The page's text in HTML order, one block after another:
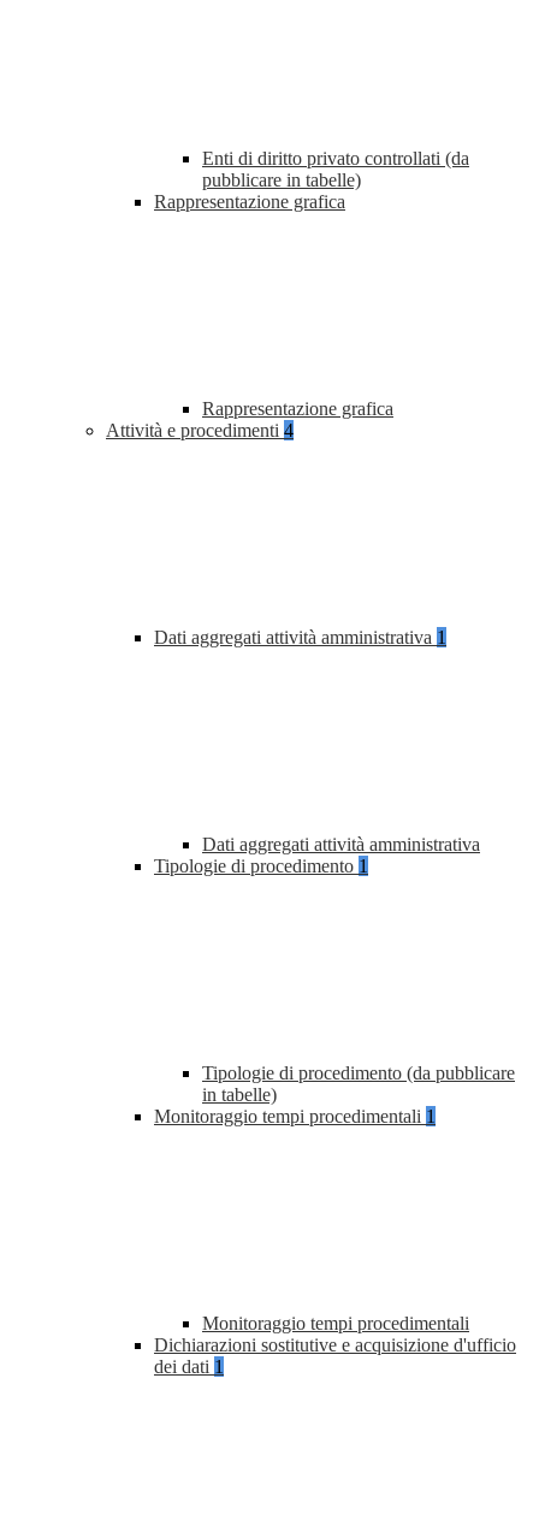
Enti di diritto privato controllati (da
pubblicare in tabelle)
Rappresentazione grafica
Rappresentazione grafica
Attività e procedimenti 4
Dati aggregati attività amministrativa 1
Dati aggregati attività amministrativa
Tipologie di procedimento 1
Tipologie di procedimento (da pubblicare
in tabelle)
Monitoraggio tempi procedimentali 1
Monitoraggio tempi procedimentali
Dichiarazioni sostitutive e acquisizione d'ufficio
dei dati 1